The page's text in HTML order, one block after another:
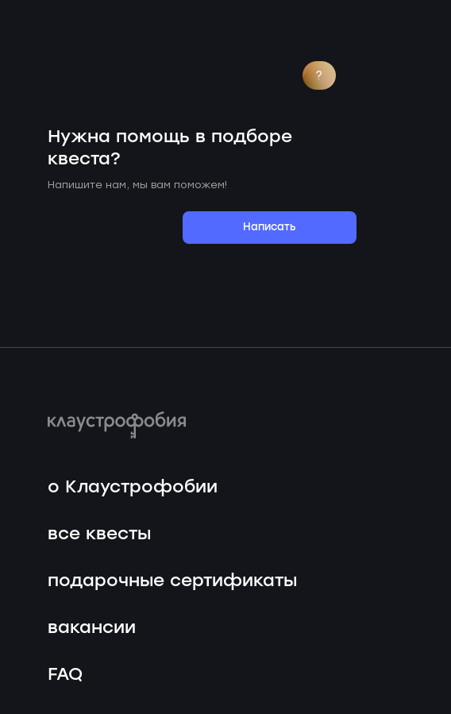
?
Нужна помощь в подборе
квеста?
Напишите нам, мы вам поможем!
Написать
о Клаустрофобии
все квесты
подарочные сертификаты
вакансии
FAQ